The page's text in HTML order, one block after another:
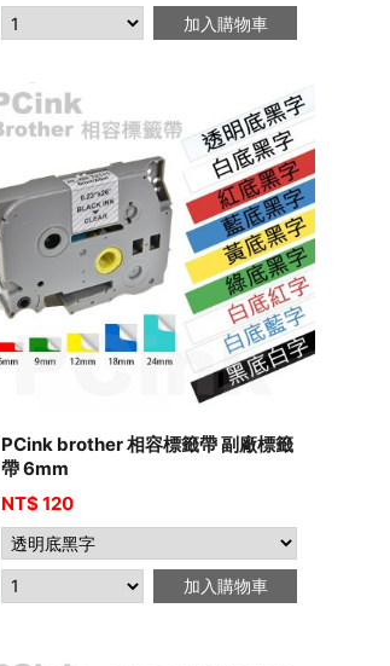
加入購物車
PCink brother 相容標籤帶 副廠標籤
帶 6mm
NT$120
加入購物車